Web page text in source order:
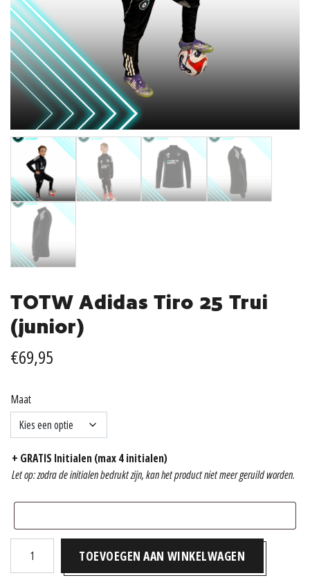
TOTW Adidas Tiro 25 Trui
(junior)
€69,95
Maat
+ GRATIS Initialen (max 4 initialen)
Let op: zodra de initialen bedrukt zijn, kan het product niet meer geruild worden.
Adidas
TOEVOEGEN AAN WINKELWAGEN